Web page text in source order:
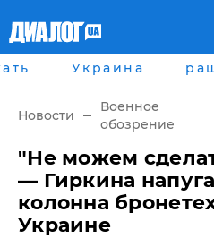
Главная
рассея
Беларусь
Наука и Техника
Экономика
Мнение
Украина
Новости
Военное
обозрение
​"Не можем
— Гиркина
колонна
Украине